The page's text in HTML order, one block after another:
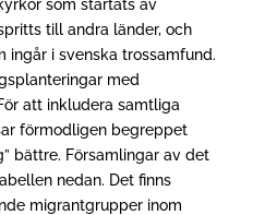
som startats av
till andra länder, och
ingår i svenska trossamfund.
med
att inkludera samtliga
förmodligen begreppet
bättre. Församlingar av det
nedan. Det finns
migrantgrupper inom